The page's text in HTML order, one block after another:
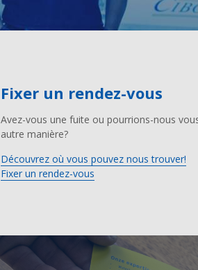
Fixer un rendez-vous
Avez-vous une fuite ou pourrions-nous
autre manière?
Découvrez où vous pouvez nous trouver!
Fixer un rendez-vous